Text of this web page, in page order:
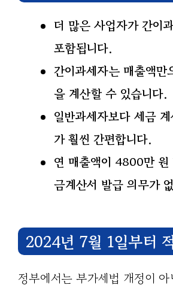
더 많은 사업자가 간이
포함됩니다.
간이과세자는 매출액만
을 계산할 수 있습니다.
일반과세자보다 세금
가 훨씬 간편합니다.
연 매출액이 4800만 원
금계산서 발급 의무가
2024년 7월 1일부터
정부에서는 부가세법 개정이